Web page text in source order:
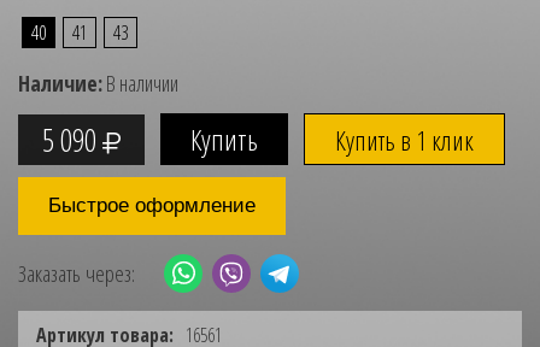
40 41 43
Наличие:В наличии
5 090 Купить в 1 клик
Быстрое оформление
Заказать через:
Артикул товара: 16561